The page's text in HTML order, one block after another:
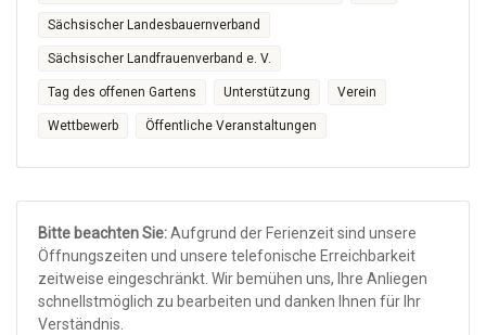
Sächsischer Landesbauernverband
Sächsischer Landfrauenverband e. V.
Tag des offenen Gartens Unterstützung Verein
Wettbewerb Öffentliche Veranstaltungen
Bitte beachten Sie:Aufgrund der Ferienzeit sind unsere
Öffnungszeiten und unsere telefonische Erreichbarkeit
zeitweise eingeschränkt. Wir bemühen uns, Ihre Anliegen
schnellstmöglich zu bearbeiten und danken Ihnen für Ihr
Verständnis.